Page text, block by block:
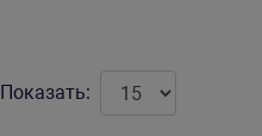
Показать: